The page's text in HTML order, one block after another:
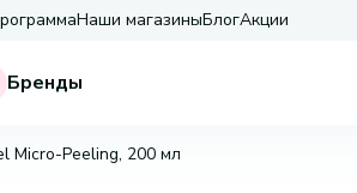
Наши магазиныБлогАкции
Бренды
Micro-Peeling, 200 мл